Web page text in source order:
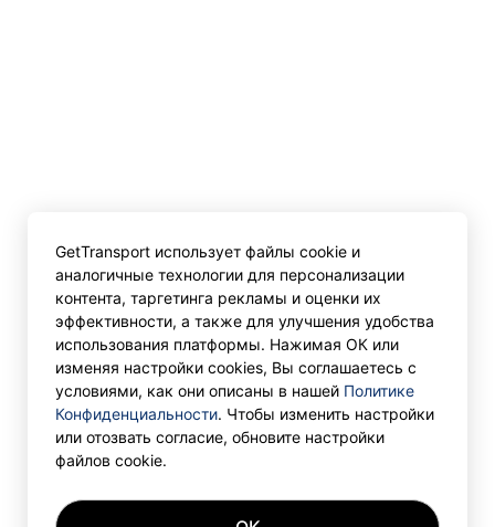
GetTransport использует файлы cookie и
аналогичные технологии для персонализации
контента, таргетинга рекламы и оценки их
эффективности, а также для улучшения удобства
использования платформы. Нажимая ОК или
изменяя настройки cookies, Вы соглашаетесь с
условиями, как они описаны в нашей Политике
Конфиденциальности. Чтобы изменить настройки
или отозвать согласие, обновите настройки
файлов cookie.